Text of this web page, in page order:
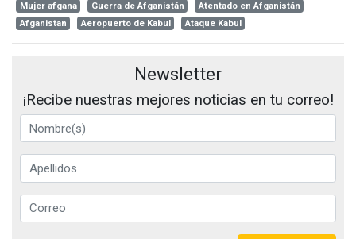
Mujer afgana
Guerra de Afganistán
Atentado en Afganistán
Afganistan
Aeropuerto de Kabul Ataque Kabul
Newsletter
¡Recibe nuestras mejores noticias en tu correo!